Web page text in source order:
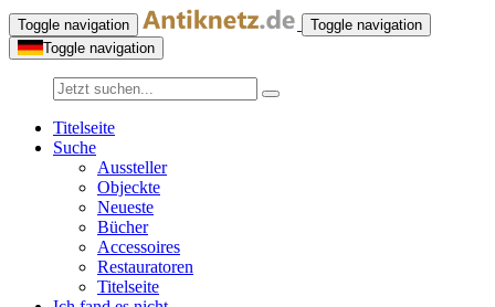
Toggle navigation
Toggle navigation
Toggle navigation
Titelseite
Suche
Aussteller
Objeckte
Neueste
Bücher
Accessoires
Restauratoren
Titelseite